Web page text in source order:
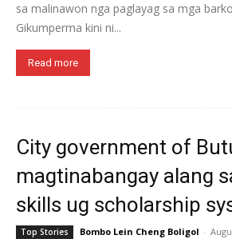
sa malinawon nga paglayag sa mga
Gikumperma kini ni...
Read more
City government of
magtinabangay alang
skills ug scholarship
Top Stories Bombo Lein Cheng Boligol -